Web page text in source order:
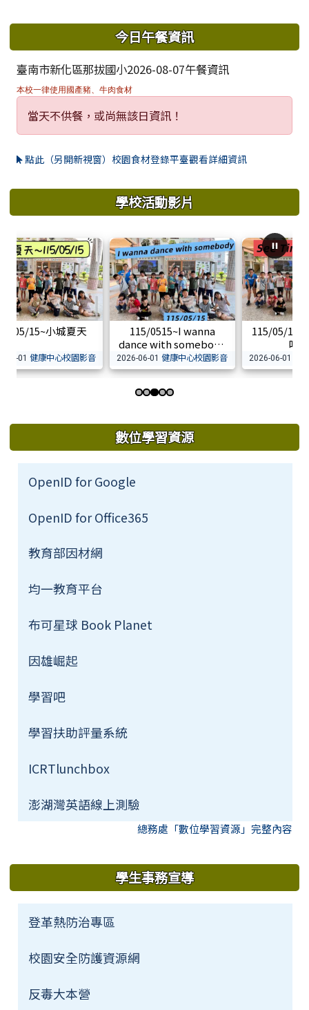
下中區域內容
今日午餐資訊
臺南市新化區那拔國小2026-08-07午餐資訊
本校一律使用國產豬、牛肉食材
當天不供餐，或尚無該日資訊！
點此（另開新視窗）校園食材登錄平臺觀看詳細資訊
學校活動影片
05/15~小城夏天
06-01 健康中心校園影音
115/0515~I wanna
dance with somebody
2026-06-01 健康中心校園影音
115/05/
叮
2026-06-01
下中左區域內容
數位學習資源
OpenID for Google
OpenID for Office365
教育部因材網
均一教育平台
布可星球 Book Planet
因雄崛起
學習吧
學習扶助評量系統
ICRTlunchbox
澎湖灣英語線上測驗
總務處「數位學習資源」完整內容
下中右區域內容
學生事務宣導
登革熱防治專區
校園安全防護資源網
反毒大本營